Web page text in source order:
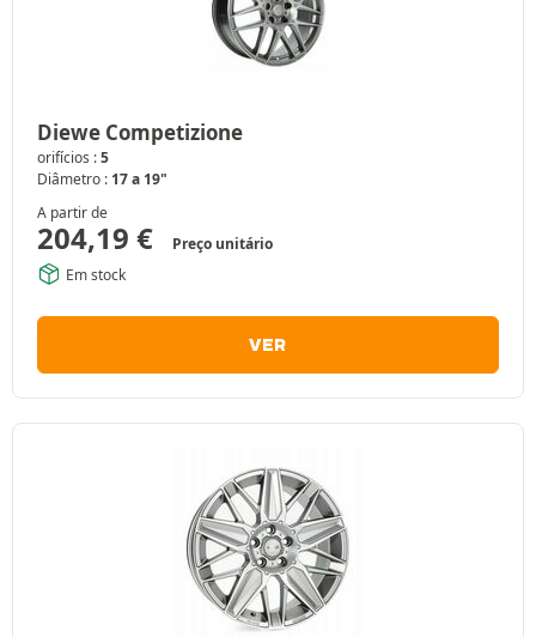
Diewe Competizione
orifícios :5
Diâmetro : 17 a 19"
A partir de
204,19 €
Preço unitário
Em stock
VER